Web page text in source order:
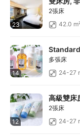
23
2張床
42.0
14
多張床
24-27
12
高級雙床
2張床
24-27